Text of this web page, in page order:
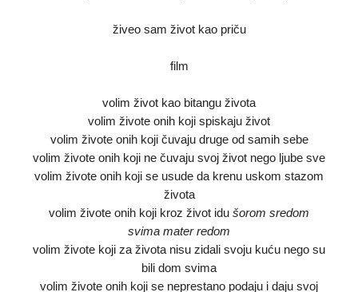
živeo sam život kao priču
film
volim život kao bitangu života
volim živote onih koji spiskaju život
volim živote onih koji čuvaju druge od samih sebe
volim živote onih koji ne čuvaju svoj život nego ljube sve
volim živote onih koji se usude da krenu uskom stazom
života
volim živote onih koji kroz život idu šorom sredom
svima mater redom
volim živote koji za života nisu zidali svoju kuću nego su
bili dom svima
volim živote onih koji se neprestano podaju i daju svoj